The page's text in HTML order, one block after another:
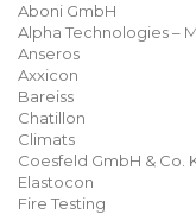
Aboni GmbH
Alpha Technologies –
Anseros
Axxicon
Bareiss
Chatillon
Climats
Coesfeld GmbH & Co.
Elastocon
Fire Testing